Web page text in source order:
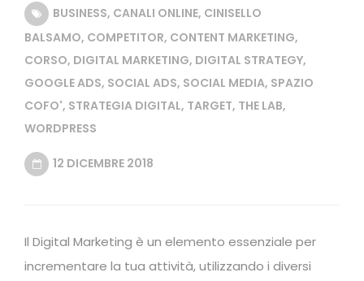
BUSINESS, CANALI ONLINE, CINISELLO
BALSAMO, COMPETITOR, CONTENT MARKETING,
CORSO, DIGITAL MARKETING, DIGITAL STRATEGY,
GOOGLE ADS, SOCIAL ADS, SOCIAL MEDIA, SPAZIO
COFO', STRATEGIA DIGITAL, TARGET, THE LAB,
WORDPRESS
12 DICEMBRE 2018
Il Digital Marketing è un elemento essenziale per
incrementare la tua attività, utilizzando i diversi